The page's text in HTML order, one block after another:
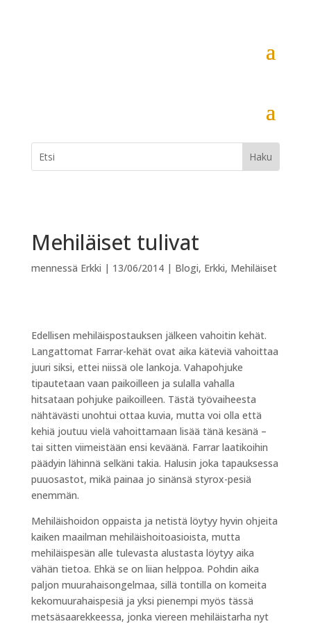
Mehiläiset tulivat
mennessä Erkki | 13/06/2014| Blogi, Erkki, Mehiläiset
Edellisen mehiläispostauksen jälkeen vahoitin kehät.
Langattomat Farrar-kehät ovat aika käteviä vahoittaa
juuri siksi, ettei niissä ole lankoja. Vahapohjuke
tipautetaan vaan paikoilleen ja sulalla vahalla
hitsataan pohjuke paikoilleen. Tästä työvaiheesta
nähtävästi unohtui ottaa kuvia, mutta voi olla että
kehiä joutuu vielä vahoittamaan lisää tänä kesänä –
tai sitten viimeistään ensi keväänä. Farrar laatikoihin
päädyin lähinnä selkäni takia. Halusin joka tapauksessa
puuosastot, mikä painaa jo sinänsä styrox-pesiä
enemmän.
Mehiläishoidon oppaista ja netistä löytyy hyvin ohjeita
kaiken maailman mehiläishoitoasioista, mutta
mehiläispesän alle tulevasta alustasta löytyy aika
vähän tietoa. Ehkä se on liian helppoa. Pohdin aika
paljon muurahaisongelmaa, sillä tontilla on komeita
kekomuurahaispesiä ja yksi pienempi myös tässä
metsäsaarekkeessa, jonka viereen mehiläistarha nyt